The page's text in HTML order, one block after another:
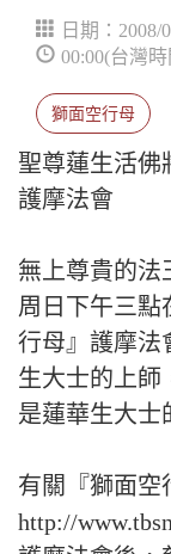
日期：2008/
00:00(台灣
獅面空行母
聖尊蓮生活佛
護摩法會
無上尊貴的法
周日下午三點
行母』護摩法
生大士的上師
是蓮華生大
有關『獅面空
http://